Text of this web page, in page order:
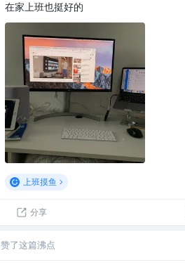
在家上班也挺好的
上班摸鱼
分享
赞了这篇沸点